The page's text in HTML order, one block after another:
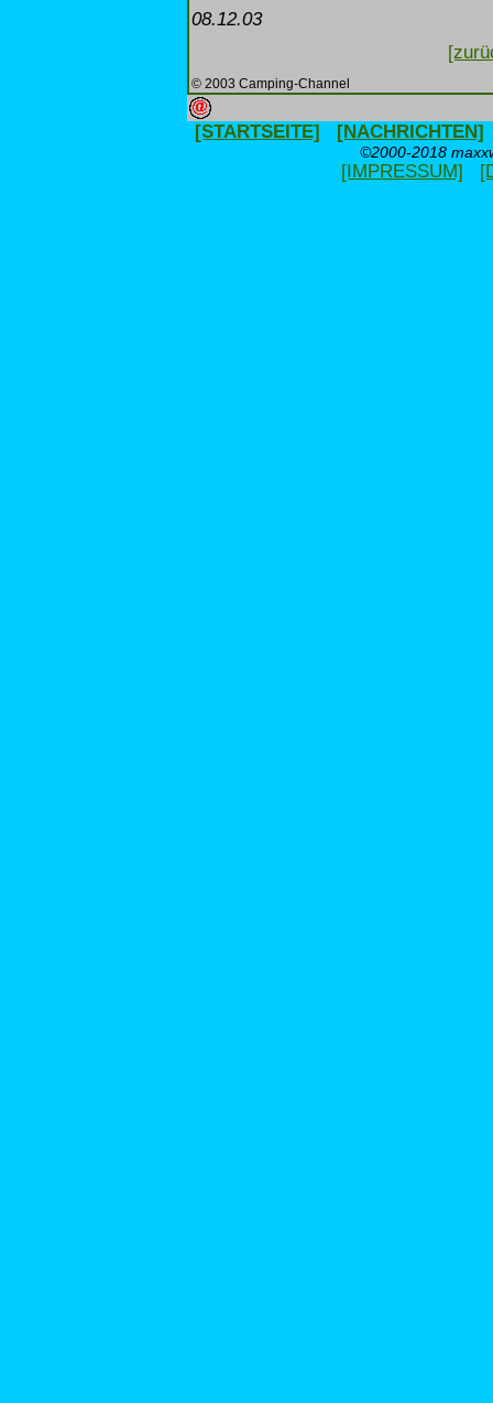
08.12.03
© 2003 Camping-Channel
[STARTSEITE] [NACHRICHTEN]
©2000-2018
[IMPRESSUM]